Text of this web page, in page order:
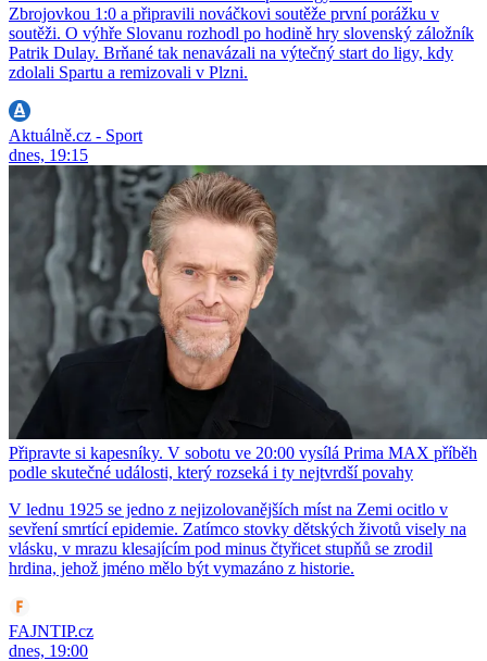
Zbrojovkou 1:0 a připravili nováčkovi soutěže první porážku v
soutěži. O výhře Slovanu rozhodl po hodině hry slovenský záložník
Patrik Dulay. Brňané tak nenavázali na výtečný start do ligy, kdy
zdolali Spartu a remizovali v Plzni.
Aktuálně.cz - Sport
dnes, 19:15
Připravte si kapesníky. V sobotu ve 20:00 vysílá Prima MAX příběh
podle skutečné události, který rozseká i ty nejtvrdší povahy
V lednu 1925 se jedno z nejizolovanějších míst na Zemi ocitlo v
sevření smrtící epidemie. Zatímco stovky dětských životů visely na
vlásku, v mrazu klesajícím pod minus čtyřicet stupňů se zrodil
hrdina, jehož jméno mělo být vymazáno z historie.
FAJNTIP.cz
dnes, 19:00